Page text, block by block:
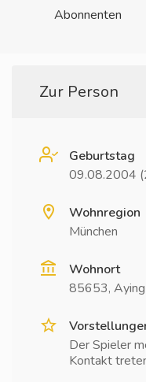
Abonnenten
Zur Person
Geburtstag
09.08.2004
Wohnregion
München
Wohnort
85653, Aying
Der Spieler
Kontakt